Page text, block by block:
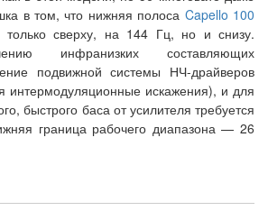
в том, что нижняя полоса Capello 100
только сверху, на 144 Гц, но и снизу.
инфранизких составляющих
подвижной системы НЧ-драйверов
интермодуляционные искажения), и для
быстрого баса от усилителя требуется
граница рабочего диапазона — 26